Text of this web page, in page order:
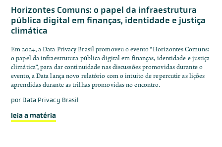
Horizontes Comuns: o papel da infraestrutura
pública digital em finanças, identidade e justiça
climática
Em 2024, a Data Privacy Brasil promoveu o evento “Horizontes Comuns:
o papel da infraestrutura pública digital em finanças, identidade e justiça
climática”, para dar continuidade nas discussões promovidas durante o
evento, a Data lança novo relatório com o intuito de repercutir as lições
aprendidas durante as trilhas promovidas no encontro.
por Data Privacy Brasil
leia a matéria